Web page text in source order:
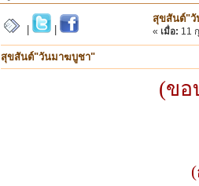
สุขสันต์"
« เมื่อ: 11
สุขสันต์"วันมาฆบูชา"
(ขอ